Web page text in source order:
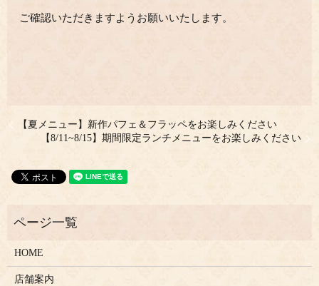
ご確認いただきますようお願いいたします。
【夏メニュー】新作パフェ＆フラッペをお楽しみください
【8/11~8/15】期間限定ランチメニューをお楽しみください
HOME
店舗案内